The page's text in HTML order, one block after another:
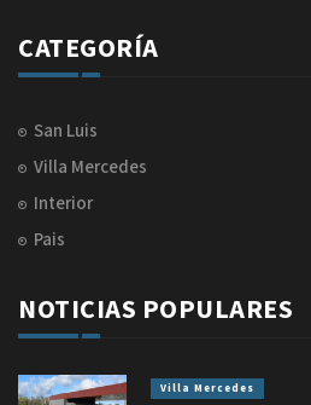
CATEGORÍA
San Luis
Villa Mercedes
Interior
Pais
NOTICIAS POPULARES
Villa Mercedes